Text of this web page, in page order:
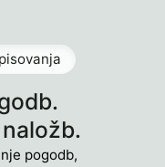
pogodb,